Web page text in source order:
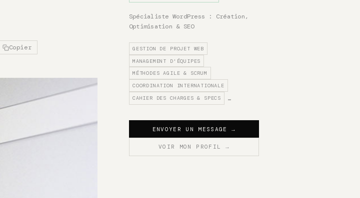
Copier
Spécialiste WordPress : Création,
Optimisation & SEO
GESTION DE PROJET WEB
MANAGEMENT D'ÉQUIPES
MÉTHODES AGILE & SCRUM
COORDINATION INTERNATIONALE
CAHIER DES CHARGES & SPECS
…
ENVOYER UN MESSAGE→
VOIR MON PROFIL →